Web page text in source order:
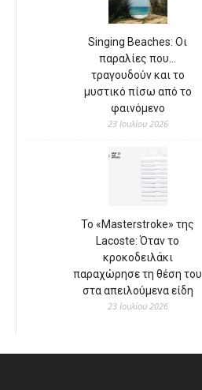
Singing Beaches: Οι
παραλίες που…
τραγουδούν και το
μυστικό πίσω από το
φαινόμενο
23 Ιουλίου 2026
Το «Masterstroke» της
Lacoste: Όταν το
κροκοδειλάκι
παραχώρησε τη θέση του
στα απειλούμενα είδη
23 Ιουλίου 2026